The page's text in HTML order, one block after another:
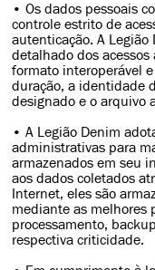
• Os dados pessoais
controle estrito de
autenticação. A
detalhado dos acessos
formato interoperável
duração, a identidade
designado e o arquivo
• A Legião Denim
administrativas para
armazenados em seu
aos dados coletados
Internet, eles são
mediante as melhores
processamento,
respectiva criticidade.